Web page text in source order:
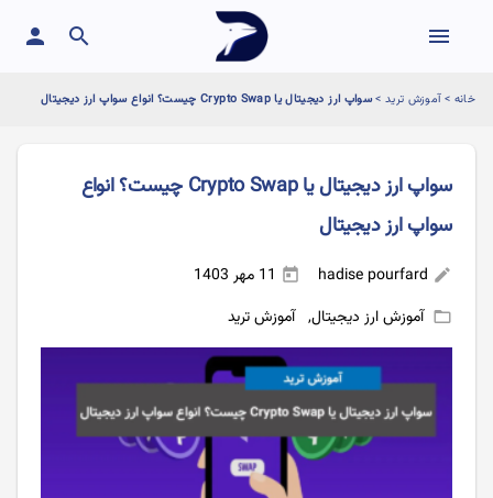
menu
search
person
خانه >آموزش ترید>سواپ ارز دیجیتال یا Crypto Swap چیست؟ انواع سواپ ارز دیجیتال
سواپ ارز دیجیتال یا Crypto Swap چیست؟ انواع
سواپ ارز دیجیتال
edit
today
folder_open آموزش ارز دیجیتال, آموزش ترید